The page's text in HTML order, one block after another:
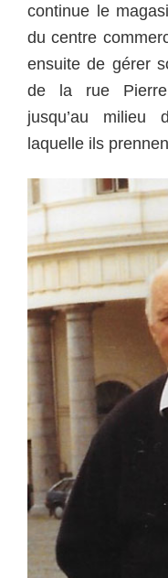
continue le
du centre
ensuite de gérer
de la rue
jusqu’au
laquelle ils